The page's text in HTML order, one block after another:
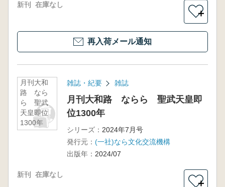
新刊 在庫なし
＋
再入荷メール通知
月刊大和
路 なら
ら 聖武
天皇即位
1300年
雑誌・紀要 雑誌
月刊大和路 ならら 聖武天皇即
位1300年
シリーズ： 2024年7月号
発行元： (一社)なら文化交流機構
出版年： 2024/07
新刊 在庫なし
＋